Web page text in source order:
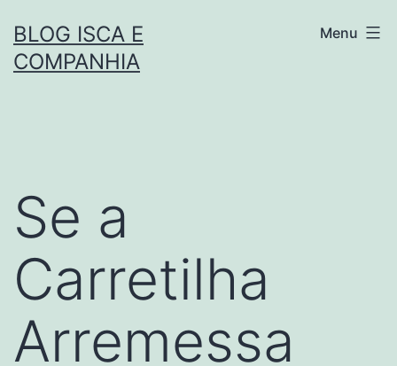
para
BLOG ISCA E
COMPANHIA
Menu
Se a
Carretilha
Arremessa